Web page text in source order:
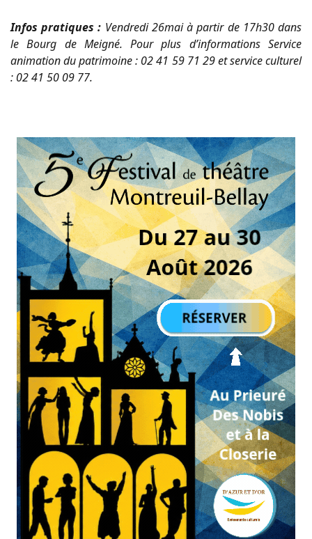
Infos pratiques : Vendredi 26mai à partir de 17h30 dans
le Bourg de Meigné. Pour plus d’informations Service
animation du patrimoine : 02 41 59 71 29 et service culturel
: 02 41 50 09 77.